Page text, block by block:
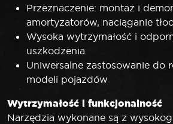
Przeznaczenie: montaż i
amortyzatorów, naciąganie
Wysoka wytrzymałość i
uszkodzenia
Uniwersalne zastosowanie do
modeli pojazdów
Wytrzymałość i funkcjonalność
Narzędzia wykonane są z